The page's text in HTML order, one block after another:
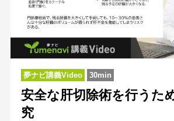
夢ナビ講義Video 30min
安全な肝切除術を行うた
究